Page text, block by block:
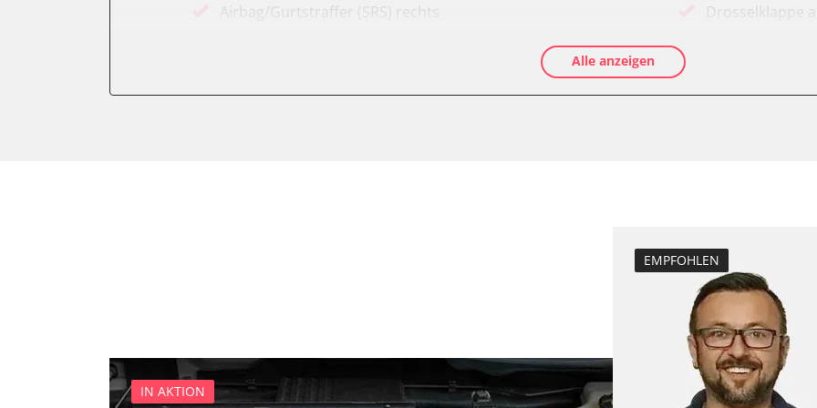
Airbag/Gurtstraffer (SRS) rechts
Elektronisches Wählhebel-Modul (EWM)
Fahrdynamik-Sitz vorne links
Drosselklappe
Grundeinstellung
Injektor
Injektoren
Kodierung der
Lamdasonde
Alle anzeigen
IN AKTION
EMPFOHLEN